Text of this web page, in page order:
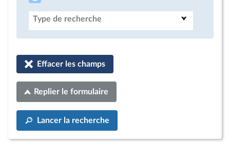
Type de recherche
Effacer les champs
Replier le formulaire
Lancer la recherche